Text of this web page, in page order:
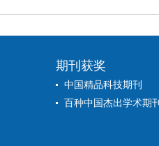
期刊获奖
中国精品科技期刊
百种中国杰出学术期